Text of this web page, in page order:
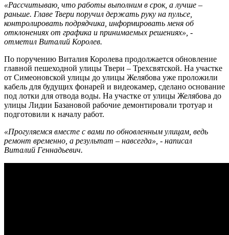
«Рассчитываю, что работы выполним в срок, а лучше –
раньше. Главе Твери поручил держать руку на пульсе,
контролировать подрядчика, информировать меня об
отклонениях от графика и принимаемых решениях», -
отметил Виталий Королев.
По поручению Виталия Королева продолжается обновление
главной пешеходной улицы Твери – Трехсвятской. На участке
от Симеоновской улицы до улицы Желябова уже проложили
кабель для будущих фонарей и видеокамер, сделано основание
под лотки для отвода воды. На участке от улицы Желябова до
улицы Лидии Базановой рабочие демонтировали тротуар и
подготовили к началу работ.
«Прогуляемся вместе с вами по обновленным улицам, ведь
ремонт временно, а результат – навсегда», - написал
Виталий Геннадьевич.